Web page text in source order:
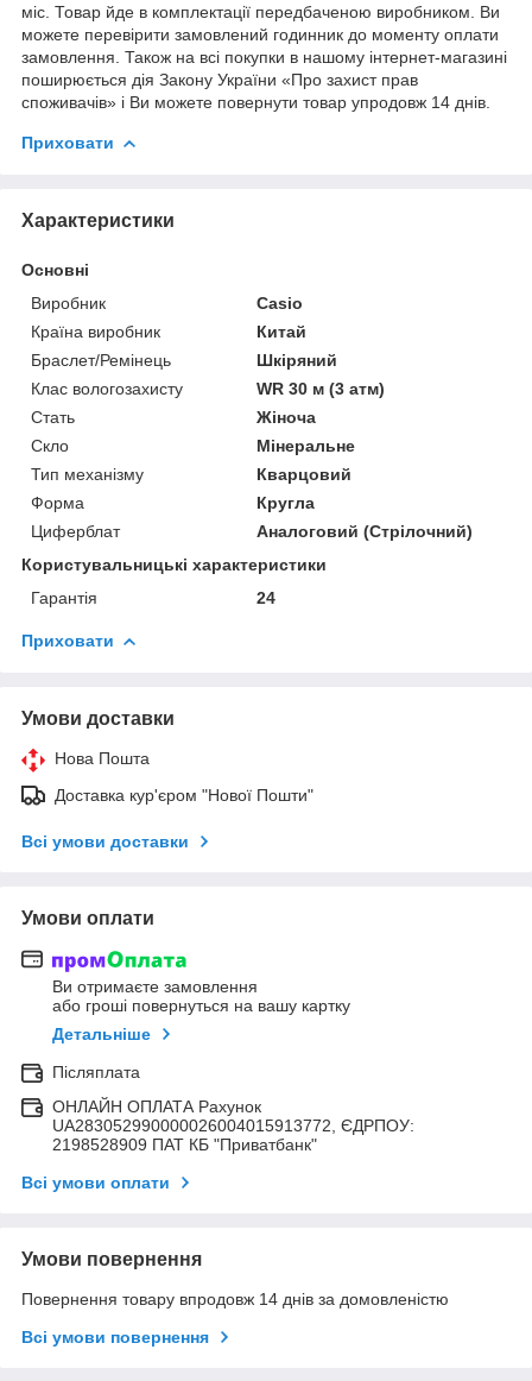
міс. Товар йде в комплектації передбаченою виробником. Ви
можете перевірити замовлений годинник до моменту оплати
замовлення. Також на всі покупки в нашому інтернет-магазині
поширюється дія Закону України «Про захист прав
споживачів» і Ви можете повернути товар упродовж 14 днів.
Приховати
Характеристики
Основні
Виробник
Casio
Країна виробник
Китай
Браслет/Ремінець
Шкіряний
Клас вологозахисту
WR 30 м (3 атм)
Стать
Жіноча
Скло
Мінеральне
Тип механізму
Кварцовий
Форма
Кругла
Циферблат
Аналоговий (Стрілочний)
Користувальницькі характеристики
Гарантія
24
Приховати
Умови доставки
Нова Пошта
Доставка кур'єром "Нової Пошти"
Всі умови доставки
Умови оплати
Ви отримаєте замовлення
або гроші повернуться на вашу картку
Детальніше
Післяплата
ОНЛАЙН ОПЛАТА Рахунок
UA283052990000026004015913772, ЄДРПОУ:
2198528909 ПАТ КБ "Приватбанк"
Всі умови оплати
Умови повернення
Повернення товару впродовж 14 днів за домовленістю
Всі умови повернення